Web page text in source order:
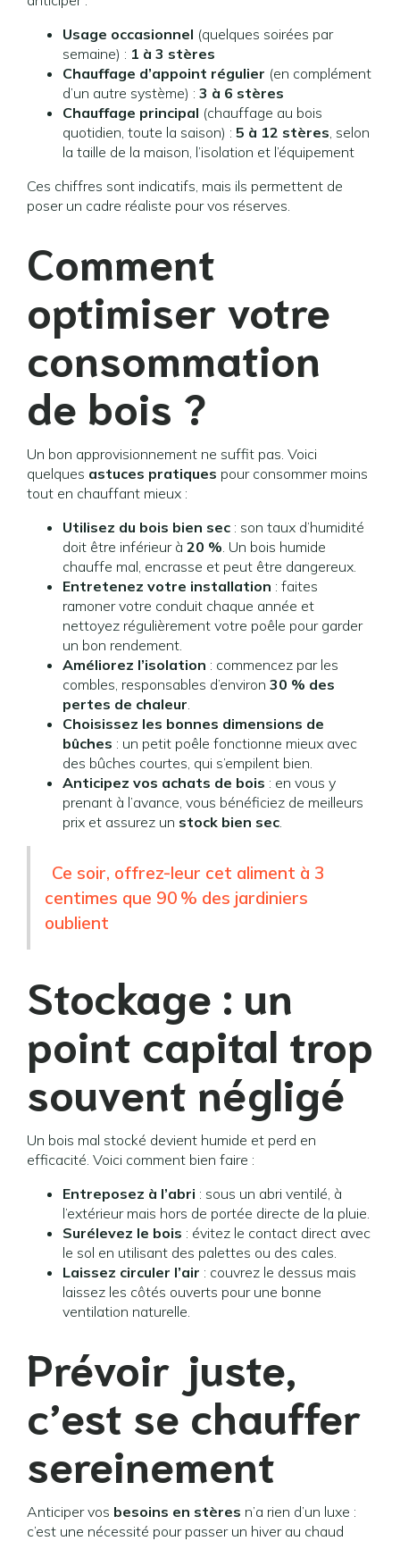
Usage occasionnel (quelques soirées par
semaine) : 1 à 3 stères
Chauffage d’appoint régulier (en complément
d’un autre système) : 3 à 6 stères
Chauffage principal (chauffage au bois
quotidien, toute la saison) : 5 à 12 stères, selon
la taille de la maison, l’isolation et l’équipement
Ces chiffres sont indicatifs, mais ils permettent de
poser un cadre réaliste pour vos réserves.
Comment
optimiser votre
consommation
de bois ?
Un bon approvisionnement ne suffit pas. Voici
quelques astuces pratiques pour consommer moins
tout en chauffant mieux :
Utilisez du bois bien sec : son taux d’humidité
doit être inférieur à 20 %. Un bois humide
chauffe mal, encrasse et peut être dangereux.
Entretenez votre installation : faites
ramoner votre conduit chaque année et
nettoyez régulièrement votre poêle pour garder
un bon rendement.
Améliorez l’isolation : commencez par les
combles, responsables d’environ 30 % des
pertes de chaleur.
Choisissez les bonnes dimensions de
bûches : un petit poêle fonctionne mieux avec
des bûches courtes, qui s’empilent bien.
Anticipez vos achats de bois : en vous y
prenant à l’avance, vous bénéficiez de meilleurs
prix et assurez un stock bien sec.
Ce soir, offrez-leur cet aliment à 3
centimes que 90 % des jardiniers
oublient
Stockage : un
point capital trop
souvent négligé
Un bois mal stocké devient humide et perd en
efficacité. Voici comment bien faire :
Entreposez à l’abri : sous un abri ventilé, à
l’extérieur mais hors de portée directe de la pluie.
Surélevez le bois : évitez le contact direct avec
le sol en utilisant des palettes ou des cales.
Laissez circuler l’air : couvrez le dessus mais
laissez les côtés ouverts pour une bonne
ventilation naturelle.
Prévoir juste,
c’est se chauffer
sereinement
Anticiper vos besoins en stères n’a rien d’un luxe :
c’est une nécessité pour passer un hiver au chaud